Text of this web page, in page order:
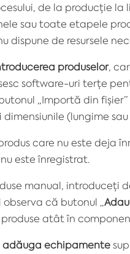
de la producție la
sau toate etapele
dispune de resursele
produselor,
software-uri terțe
„Importă din
(lungime
care nu este deja
este înregistrat.
manual, introduceți
că butonul „
atât în
adăuga echipamente